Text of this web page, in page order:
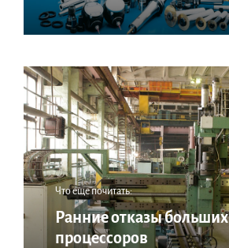
Что еще почитать:
Ранние отказы больших
процессоров